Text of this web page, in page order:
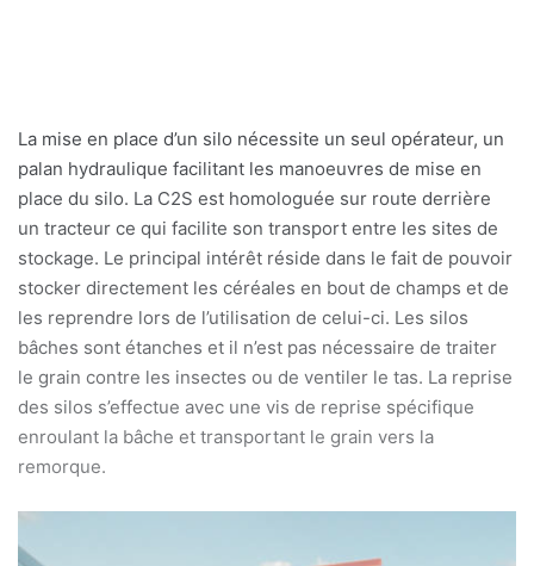
La mise en place d’un silo nécessite un seul opérateur, un
palan hydraulique facilitant les manoeuvres de mise en
place du silo. La C2S est homologuée sur route derrière
un tracteur ce qui facilite son transport entre les sites de
stockage. Le principal intérêt réside dans le fait de pouvoir
stocker directement les céréales en bout de champs et de
les reprendre lors de l’utilisation de celui-ci. Les silos
bâches sont étanches et il n’est pas nécessaire de traiter
le grain contre les insectes ou de ventiler le tas. La reprise
des silos s’effectue avec une vis de reprise spécifique
enroulant la bâche et transportant le grain vers la
remorque.